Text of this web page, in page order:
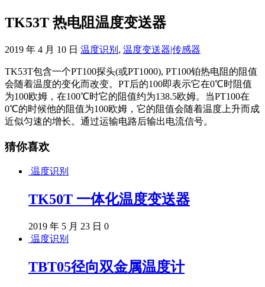
TK53T 热电阻温度变送器
2019 年 4 月 10 日 温度识别 , 温度变送器|传感器
TK53T包含一个PT100探头(或PT1000), PT100铂热电阻的阻值
会随着温度的变化而改变。PT后的100即表示它在0℃时阻值
为100欧姆，在100℃时它的阻值约为138.5欧姆。当PT100在
0℃的时候他的阻值为100欧姆，它的阻值会随着温度上升而成
近似匀速的增长。通过运输电路后输出电流信号。
猜你喜欢
温度识别
TK50T 一体化温度变送器
2019 年 5 月 23 日 0
温度识别
TBT05径向双金属温度计